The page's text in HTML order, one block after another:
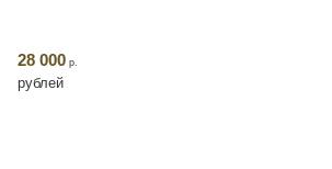
28 000 р.
рублей